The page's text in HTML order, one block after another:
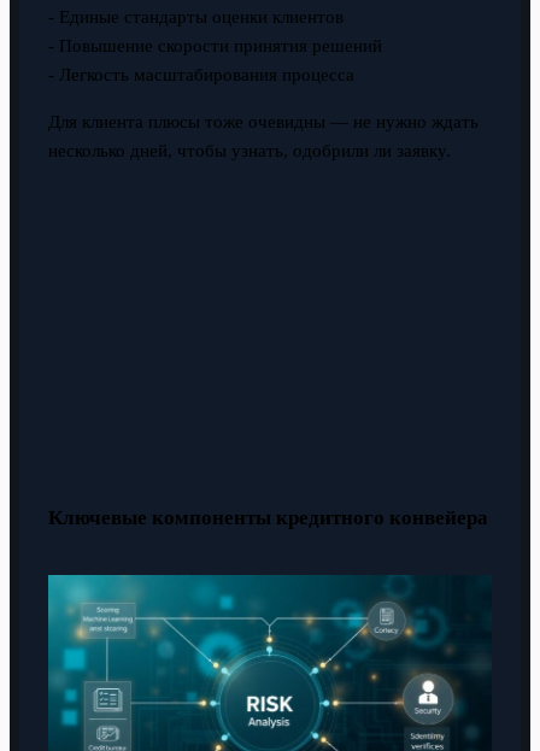
- Единые стандарты оценки клиентов
- Повышение скорости принятия решений
- Легкость масштабирования процесса
Для клиента плюсы тоже очевидны — не нужно ждать
несколько дней, чтобы узнать, одобрили ли заявку.
Ключевые компоненты кредитного конвейера